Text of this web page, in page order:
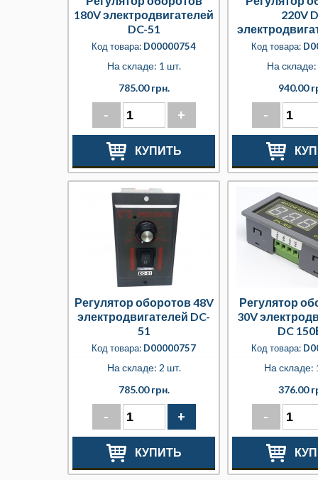
180V электродвигателей
DC-51
Код товара: D00000754
На складе: 1 шт.
785.00 грн.
- +
КУПИТЬ
220V
51
Код товара:
На
940.00
-
Регулятор оборотов 48V
электродвигателей DC-
51
Код товара: D00000757
На складе: 2 шт.
785.00 грн.
- +
КУПИТЬ
Регулятор
30V
DC
Код товара:
На складе:
376.00
-